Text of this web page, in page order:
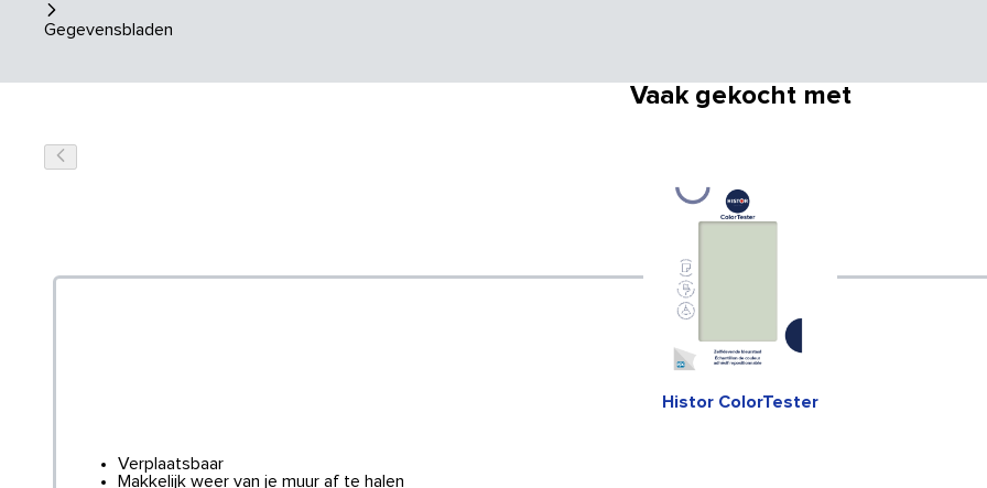
Gegevensbladen
Vaak gekocht met
Histor ColorTester
Verplaatsbaar
Makkelijk weer van je muur af te halen